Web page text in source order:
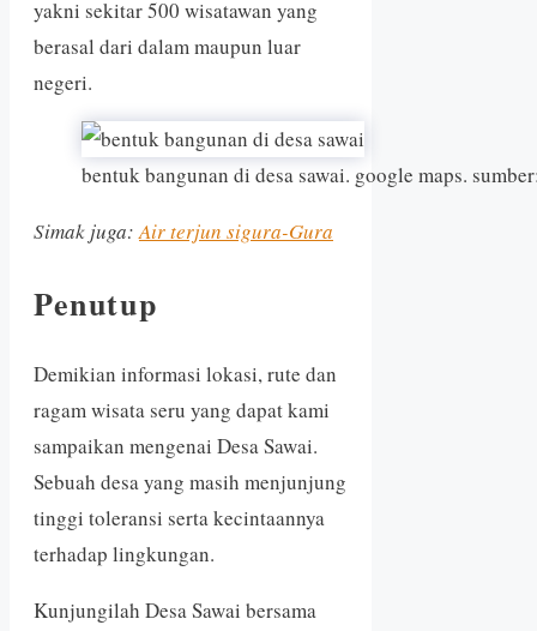
yakni sekitar 500 wisatawan yang
berasal dari dalam maupun luar
negeri.
bentuk bangunan di desa sawai. google maps.
Simak juga:Air terjun sigura-Gura
Penutup
Demikian informasi lokasi, rute dan
ragam wisata seru yang dapat kami
sampaikan mengenai Desa Sawai.
Sebuah desa yang masih menjunjung
tinggi toleransi serta kecintaannya
terhadap lingkungan.
Kunjungilah Desa Sawai bersama